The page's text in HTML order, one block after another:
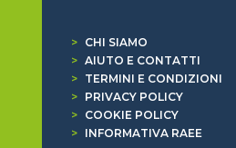
>
CHI SIAMO
> AIUTO E CONTATTI
>
TERMINI E CONDIZIONI
>
PRIVACY POLICY
>
COOKIE POLICY
>
INFORMATIVA RAEE